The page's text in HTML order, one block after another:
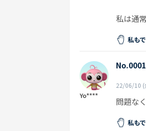
私は通
私も
Yo****
No.0001
22/06/10 (
問題な
私も